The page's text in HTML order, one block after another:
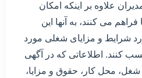
علاوه بر اینکه امکان
می کنند، به آنها این
شرایط و مزایای شغلی مورد
کنند. اطلاعاتی که در آگهی
محل کار، حقوق و مزایا،